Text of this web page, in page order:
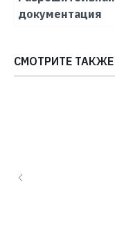
документация
СМОТРИТЕ ТАКЖЕ